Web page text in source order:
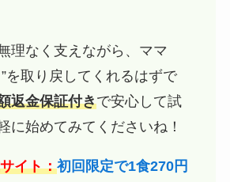
理なく支えながら、ママ
を取り戻してくれるはずで
返金保証付きで安心して試
に始めてみてくださいね！
イト：初回限定で1食270円